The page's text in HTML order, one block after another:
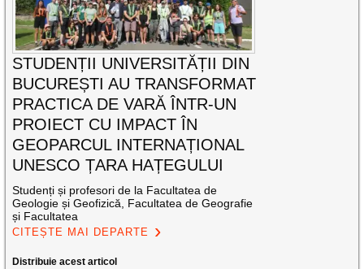
STUDENȚII UNIVERSITĂȚII DIN
BUCUREȘTI AU TRANSFORMAT
PRACTICA DE VARĂ ÎNTR-UN
PROIECT CU IMPACT ÎN
GEOPARCUL INTERNAȚIONAL
UNESCO ȚARA HAȚEGULUI
Studenți și profesori de la Facultatea de
Geologie și Geofizică, Facultatea de Geografie
și Facultatea
CITEȘTE MAI DEPARTE
Distribuie acest articol